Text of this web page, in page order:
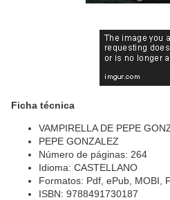
Ficha técnica
VAMPIRELLA DE PEPE
PEPE GONZALEZ
Número de páginas: 264
Idioma: CASTELLANO
Formatos: Pdf, ePub, MOBI,
ISBN: 9788491730187